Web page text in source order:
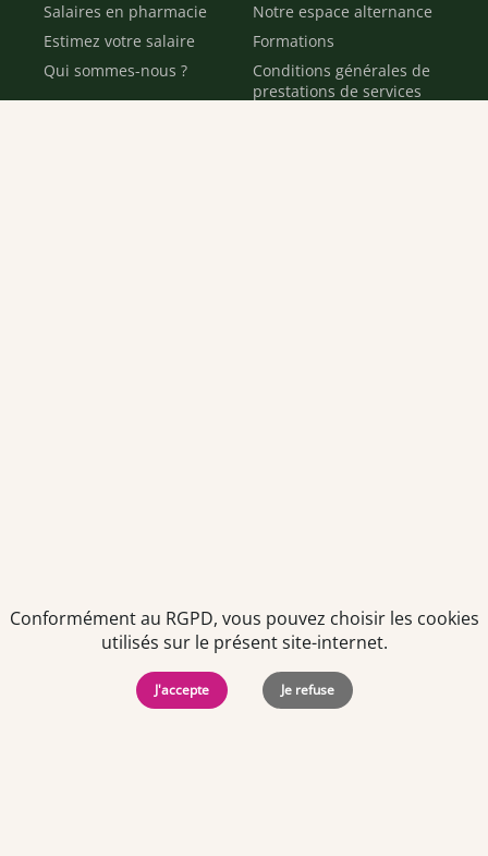
Salaires en pharmacie
Estimez votre salaire
Qui sommes-nous ?
Notre espace alternance
Formations
Conditions générales de
prestations de services
protection des
Mentions Légales-
Copyright © 2026. Team
Officine. Tous droits
Conformément au RGPD, vous pouvez choisir les cookies
utilisés sur le présent site-internet.
J'accepte Je refuse